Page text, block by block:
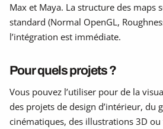
Max et Maya. La structure des maps
standard (Normal OpenGL,
l’intégration est immédiate.
Pour quels projets ?
Vous pouvez l’utiliser pour de la
des projets de design d’intérieur, du
cinématiques, des illustrations 3D